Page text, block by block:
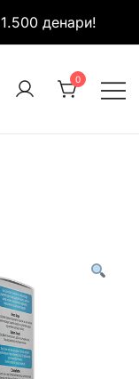
денари!
0